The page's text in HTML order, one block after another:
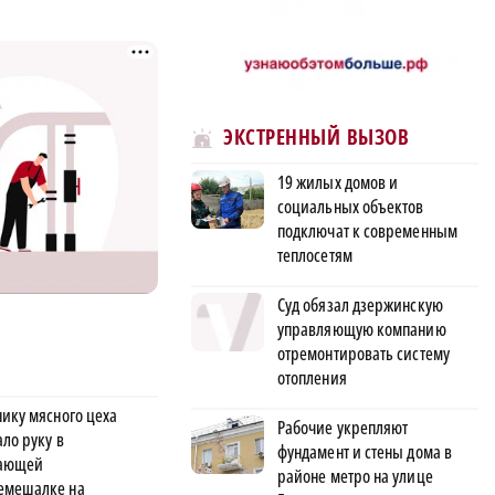
мясного цеха
руку в
на
ЭКСТРЕННЫЙ ВЫЗОВ
19 жилых домов и
социальных объектов
подключат к современным
теплосетям
Суд обязал дзержинскую
управляющую компанию
отремонтировать систему
отопления
Рабочие укрепляют
фундамент и стены дома в
районе метро на улице